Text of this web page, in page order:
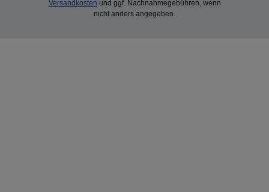
Versandkosten und ggf. Nachnahmegebühren, wenn
nicht anders angegeben.